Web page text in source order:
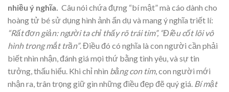
nhiều ý nghĩa. Câu nói chứa đựng “bí mật” mà cáo dành cho
hoàng tử bé sử dụng hình ảnh ẩn dụ và mang ý nghĩa triết lí:
“Rất đơn giản: người ta chỉ thấy rõ trái tim”, “Điều cốt lõi vô
hình trong mắt trần”. Điều đó có nghĩa là con người cần phải
biết nhìn nhận, đánh giá mọi thứ bằng tình yêu, và sự tin
tưởng, thấu hiểu. Khi chỉ nhìn bằng con tim, con người mới
nhận ra, trân trọng giữ gìn những điều đẹp đẽ quý giá. Bí mật